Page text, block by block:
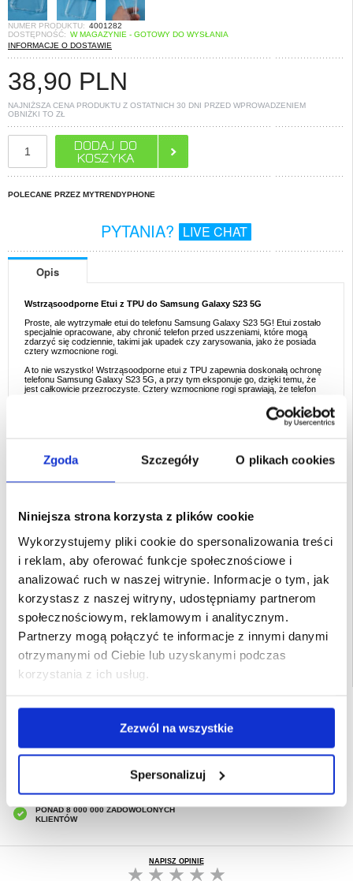
Zgoda Szczegóły O plikach cookies
Niniejsza strona korzysta z plików cookie
Wykorzystujemy pliki cookie do spersonalizowania treści
i reklam, aby oferować funkcje społecznościowe i
analizować ruch w naszej witrynie. Informacje o tym, jak
korzystasz z naszej witryny, udostępniamy partnerom
społecznościowym, reklamowym i analitycznym.
Partnerzy mogą połączyć te informacje z innymi danymi
otrzymanymi od Ciebie lub uzyskanymi podczas
korzystania z ich usług.
Zezwól na wszystkie
Spersonalizuj
NUMER PRODUKTU: 4001282
DOSTĘPNOŚĆ: W MAGAZYNIE - GOTOWY DO WYSŁANIA
INFORMACJE O DOSTAWIE
38,90 PLN
NAJNIŻSZA CENA PRODUKTU Z OSTATNICH 30 DNI PRZED WPROWADZENIEM
OBNIŻKI TO ZŁ
POLECANE PRZEZ MYTRENDYPHONE
PYTANIA? LIVE CHAT
Opis
Wstrząsoodporne Etui z TPU do Samsung Galaxy S23 5G
Proste, ale wytrzymałe etui do telefonu Samsung Galaxy S23 5G! Etui zostało
specjalnie opracowane, aby chronić telefon przed uszzeniami, które mogą
zdarzyć się codziennie, takimi jak upadek czy zarysowania, jako że posiada
cztery wzmocnione rogi.
A to nie wszystko! Wstrząsoodporne etui z TPU zapewnia doskonałą ochronę
telefonu Samsung Galaxy S23 5G, a przy tym eksponuje go, dzięki temu, że
jest całkowicie przezroczyste. Cztery wzmocnione rogi sprawiają, że telefon
- Elastyczne i odporne na uderzenia etui z TPU do telefonu Samsung Galaxy
telefon
- Przezroczyste etui, które eksponuje telefon Samsung Galaxy S23 5G
dodatkowej ochrony przed pyłami
- Etui do telefonu Samsung Galaxy S23 5G wykonane z TPU, zachowuje
elastyczność silikonu
Przeznaczenie:Samsung Galaxy S23 5G
Opakowanie: Zastępcze
Powiązane kategorie:
Akcesoria do telefonów Etui & Akcesoria Samsung
Samsung Galaxy S23 Etui & Akcesoria
SZYBKA DOSTAWA
OBSŁUGA TELEFONICZNA
PONAD 8 000 000 ZADOWOLONYCH
KLIENTÓW
NAPISZ OPINIĘ